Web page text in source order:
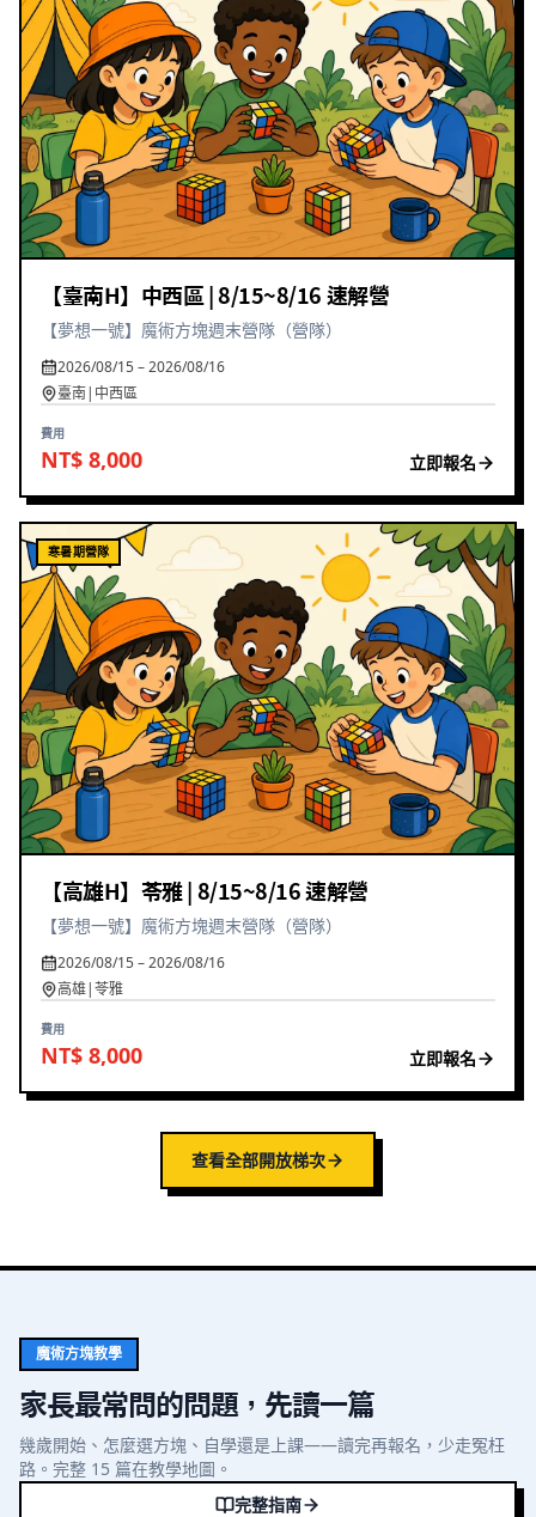
【臺南H】中西區 | 8/15~8/16 速解營
【夢想一號】魔術方塊週末營隊（營隊）
2026/08/15 – 2026/08/16
臺南|中西區
費用
NT$ 8,000 立即報名
寒暑期營隊
【高雄H】苓雅 | 8/15~8/16 速解營
【夢想一號】魔術方塊週末營隊（營隊）
2026/08/15 – 2026/08/16
高雄|苓雅
費用
NT$ 8,000 立即報名
查看全部開放梯次
魔術方塊教學
家長最常問的問題，先讀一篇
幾歲開始、怎麼選方塊、自學還是上課——讀完再報名，少走冤枉
路。完整 15 篇在教學地圖。
完整指南